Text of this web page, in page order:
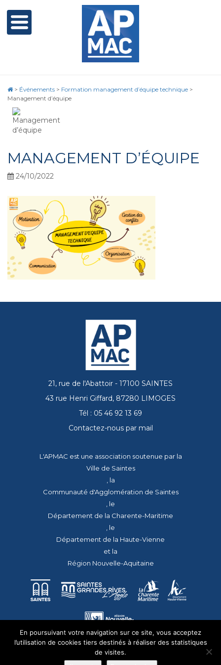
> Événements > Formation management d’équipe technique >
Management d’équipe
MANAGEMENT D’ÉQUIPE
24/10/2022
21, rue de l'Abattoir - 17100 SAINTES
43 rue Henri Giffard, 87280 LIMOGES
Tél : 05 46 92 13 69
Contactez-nous par mail
L'APMAC est une association soutenue par la
Ville de Saintes
, la
Communauté d'Agglomération de Saintes
, le
Département de la Charente-Maritime
, le
Département de la Haute-Vienne
et la
Région Nouvelle-Aquitaine
En poursuivant votre navigation sur ce site, vous acceptez
l’utilisation de cookies tiers destinés à réaliser des statistiques
de visites.